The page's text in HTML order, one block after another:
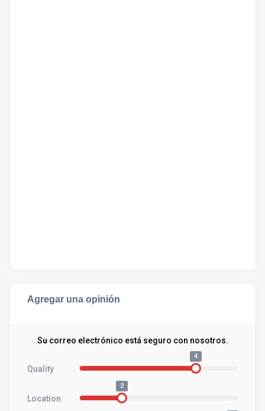
Agregar una opinión
Su correo electrónico está seguro con nosotros.
Quality
4
Location
2